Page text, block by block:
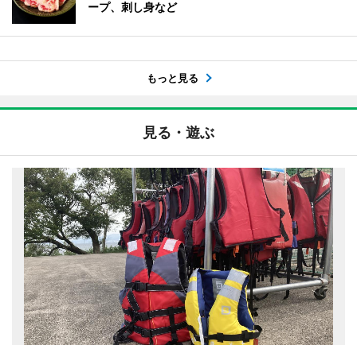
ープ、刺し身など
もっと見る
見る・遊ぶ